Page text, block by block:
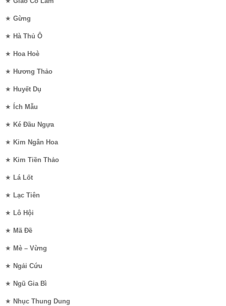
★ Gừng
★ Hà Thủ Ô
★ Hoa Hoè
★ Hương Thảo
★ Huyết Dụ
★ Ích Mẫu
★ Ké Đầu Ngựa
★ Kim Ngân Hoa
★ Kim Tiền Thảo
★ Lá Lốt
★ Lạc Tiên
★ Lô Hội
★ Mã Đề
★ Mè – Vừng
★ Ngải Cứu
★ Ngũ Gia Bì
★ Nhục Thung Dung